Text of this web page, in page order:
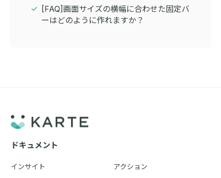
[FAQ]画面サイズの横幅に合わせた固定バ
ーはどのように作れますか？
ドキュメント
インサイト
アクション